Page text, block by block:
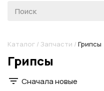
Каталог / Запчасти / Грипсы
Разделы каталога
Грипсы
Сначала новые